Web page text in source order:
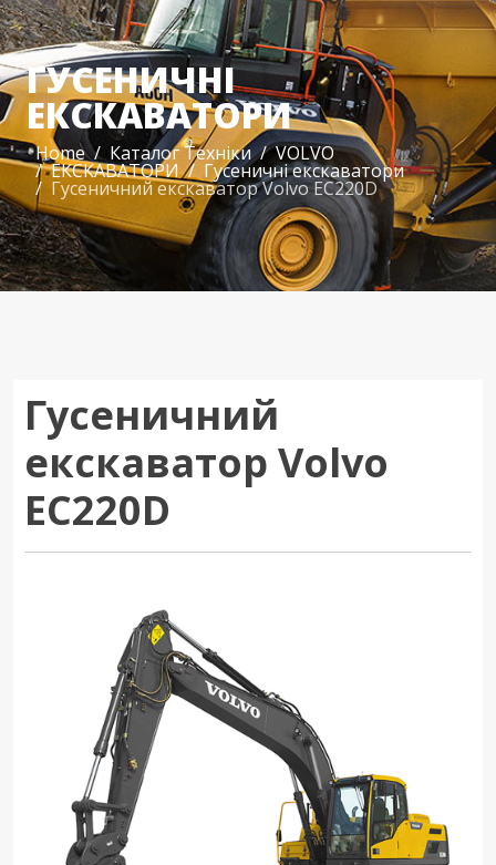
ГУСЕНИЧНІ
ЕКСКАВАТОРИ
Home Каталог Техніки VOLVO
ЕКСКАВАТОРИ Гусеничні екскаватори
Гусеничний екскаватор Volvo EC220D
Гусеничний
екскаватор Volvo
EC220D